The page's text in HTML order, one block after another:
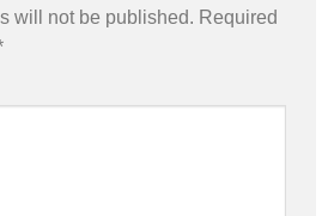
will not be published. Required